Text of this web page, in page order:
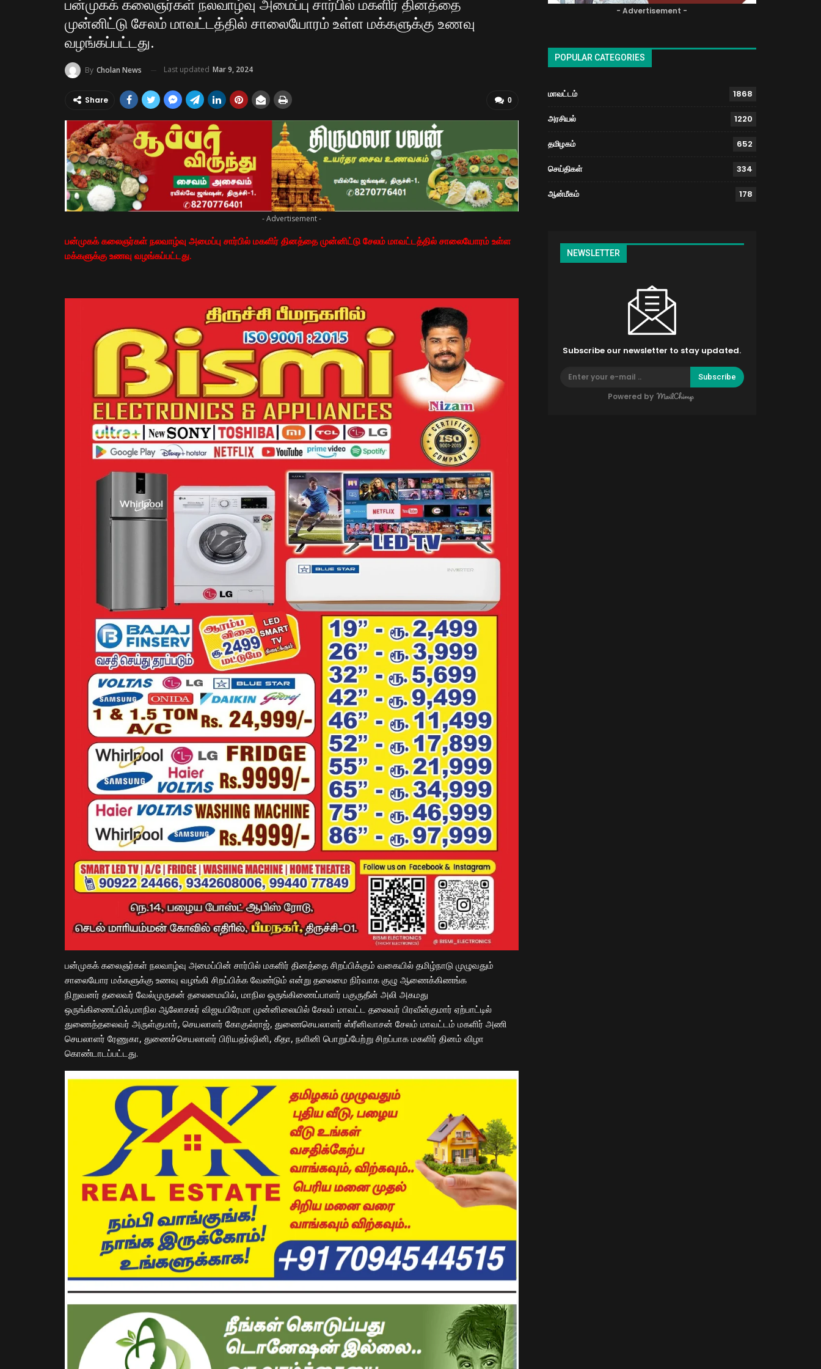
பன்முகக் கலைஞர்கள் நலவாழ்வு அமைப்பு சார்பில் மகளிர் தினத்தை
முன்னிட்டு சேலம் மாவட்டத்தில் சாலையோரம் உள்ள மக்களுக்கு உணவு
வழங்கப்பட்டது.
By Cholan News Last updated Mar 9, 2024
0
Share
- Advertisement -
பன்முகக் கலைஞர்கள் நலவாழ்வு அமைப்பு சார்பில் மகளிர் தினத்தை முன்னிட்டு சேலம் மாவட்டத்தில் சாலையோரம் உள்ள
மக்களுக்கு உணவு வழங்கப்பட்டது.
பன்முகக் கலைஞர்கள் நலவாழ்வு அமைப்பின் சார்பில் மகளிர் தினத்தை சிறப்பிக்கும் வகையில் தமிழ்நாடு முழுவதும்
சாலையோர மக்களுக்கு உணவு வழங்கி சிறப்பிக்க வேண்டும் என்று தலைமை நிர்வாக குழு ஆணைக்கிணங்க
நிறுவனர் தலைவர் வேல்முருகன் தலைமையில், மாநில ஒருங்கிணைப்பாளர் பகுருதீன் அலி அகமது
ஒருங்கிணைப்பில்,மாநில ஆலோசகர் விஜயபிரேமா முன்னிலையில் சேலம் மாவட்ட தலைவர் பிரவீன்குமார் ஏற்பாட்டில்
துணைத்தலைவர் அருள்குமார், செயலாளர் கோகுல்ராஜ், துணைசெயலாளர் ஸ்ரீனிவாசன் சேலம் மாவட்டம் மகளிர் அணி
செயலாளர் ரேணுகா, துணைச்செயலாளர் பிரியதர்ஷினி, கீதா, நளினி பொறுப்பேற்று சிறப்பாக மகளிர் தினம் விழா
கொண்டாடப்பட்டது.
- Advertisement -
POPULAR CATEGORIES
மாவட்டம் 1868
அரசியல் 1220
தமிழகம் 652
செய்திகள் 334
ஆன்மீகம் 178
NEWSLETTER
Subscribe our newsletter to stay updated.
Subscribe
Powered by